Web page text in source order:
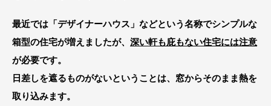
最近では「デザイナーハウス」などという名称でシンプルな
箱型の住宅が増えましたが、 深い軒も庇もない住宅には注意
が必要です。
日差しを遮るものがないということは、窓からそのまま熱を
取り込みます。